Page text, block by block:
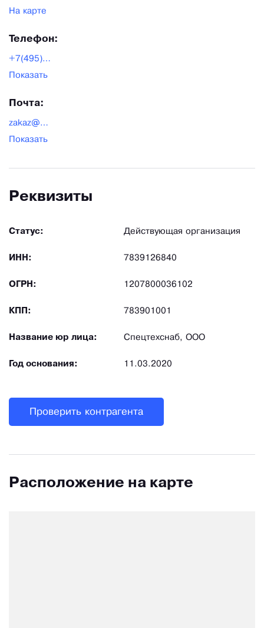
На карте
Телефон:
+7(495)885-71-76
Показать
Почта:
zakaz@спецтовары.рф
Показать
Реквизиты
Статус: Действующая организация
ИНН: 7839126840
ОГРН: 1207800036102
КПП: 783901001
Название юр лица: Спецтехснаб, ООО
Год основания: 11.03.2020
Проверить контрагента
Расположение на карте